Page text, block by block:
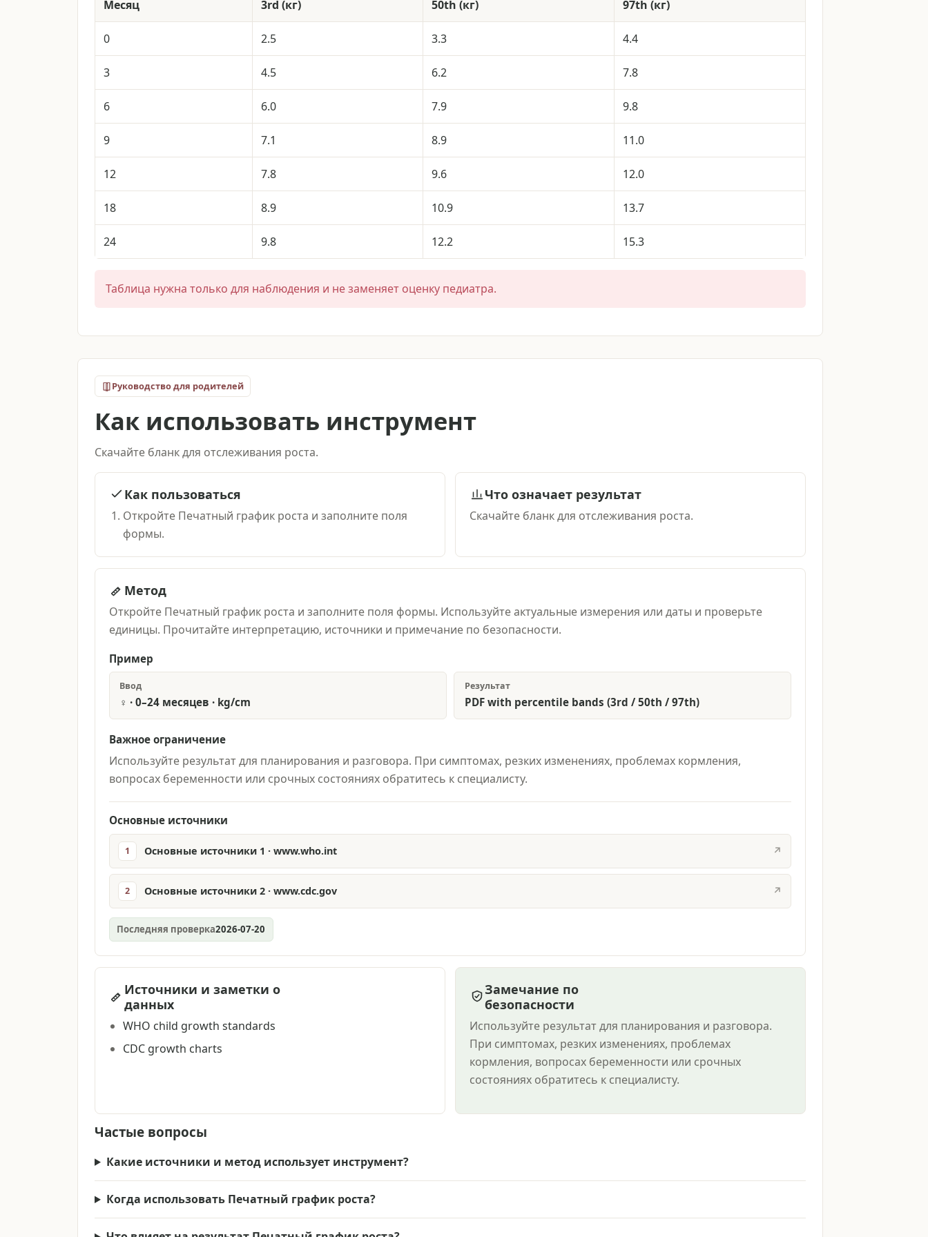
Месяц 3rd (кг) 50th (кг) 97th (кг)
0 2.5 3.3 4.4
3 4.5 6.2 7.8
6 6.0 7.9 9.8
9 7.1 8.9 11.0
12 7.8 9.6 12.0
18 8.9 10.9 13.7
24 9.8 12.2 15.3
Таблица нужна только для наблюдения и не заменяет оценку педиатра.
Руководство для родителей
Как использовать инструмент
Скачайте бланк для отслеживания роста.
Как пользоваться
Откройте Печатный график роста и заполните поля
формы.
Что означает результат
Скачайте бланк для отслеживания роста.
Метод
Откройте Печатный график роста и заполните поля формы. Используйте актуальные измерения или даты и проверьте
единицы. Прочитайте интерпретацию, источники и примечание по безопасности.
Пример
Ввод
♀ · 0–24 месяцев · kg/cm
Результат
PDF with percentile bands (3rd / 50th / 97th)
Важное ограничение
Используйте результат для планирования и разговора. При симптомах, резких изменениях, проблемах кормления,
вопросах беременности или срочных состояниях обратитесь к специалисту.
Основные источники
1 Основные источники 1 · www.who.int ↗
2 Основные источники 2 · www.cdc.gov ↗
Последняя проверка2026-07-20
Источники и заметки о
данных
WHO child growth standards
CDC growth charts
Замечание по
безопасности
Используйте результат для планирования и разговора.
При симптомах, резких изменениях, проблемах
кормления, вопросах беременности или срочных
состояниях обратитесь к специалисту.
Частые вопросы
Какие источники и метод использует инструмент?
Когда использовать Печатный график роста?